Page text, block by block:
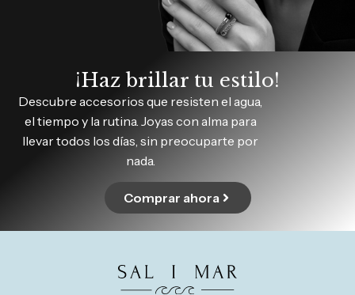
¡Haz brillar tu estilo!
Descubre accesorios que resisten el agua,
el tiempo y la rutina. Joyas con alma para
llevar todos los días, sin preocuparte por
nada.
Comprar ahora